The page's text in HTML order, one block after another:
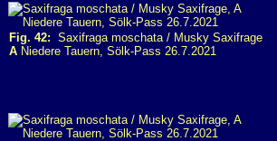
Fig. 42: Saxifraga moschata / Musky Saxifrage
A Niedere Tauern, Sölk-Pass 26.7.2021